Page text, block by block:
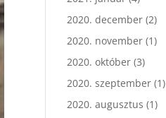
2020. december (2)
2020. november (1)
2020. október (3)
2020. szeptember (1)
2020. augusztus (1)